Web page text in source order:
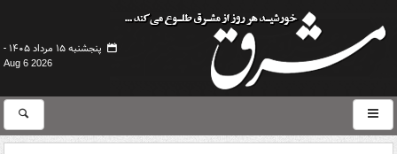
پنجشنبه ۱۵ مرداد ۱۴۰۵ -
Aug 6 2026